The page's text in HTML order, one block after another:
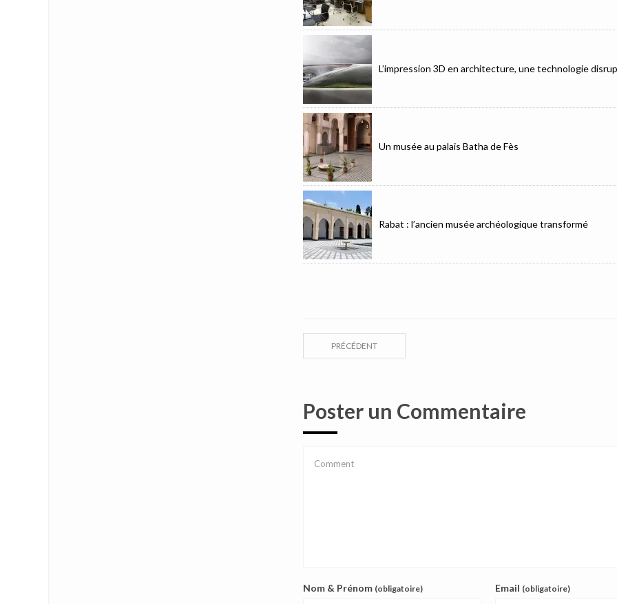
L’impression 3D en architecture, une technologie
Un musée au palais Batha de Fès
Rabat : l’ancien musée archéologique transformé
PRÉCÉDENT
Poster un Commentaire
Nom & Prénom (obligatoire) Email (obligatoire)